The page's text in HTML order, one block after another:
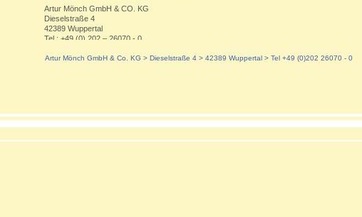
Artur Mönch GmbH & CO. KG
Dieselstraße 4
42389 Wuppertal
Tel.: +49 (0) 202 – 26070 - 0
Herr Arndt Halbach von der GINDAT GmbH
Wetterauer Str. 6, 42897 Remscheid
Artur Mönch GmbH & Co. KG > Dieselstraße 4 > 42389 Wuppertal > Tel +49 (0)202 26070 - 0